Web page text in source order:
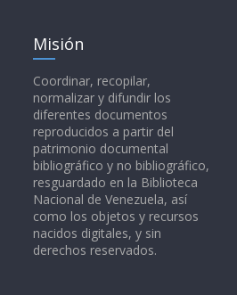
Misión
Coordinar, recopilar,
normalizar y difundir los
diferentes documentos
reproducidos a partir del
patrimonio documental
bibliográfico y no bibliográfico,
resguardado en la Biblioteca
Nacional de Venezuela, así
como los objetos y recursos
nacidos digitales, y sin
derechos reservados.